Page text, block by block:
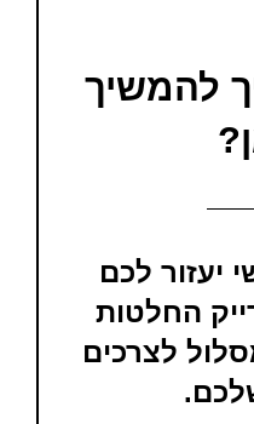
להמשיך
יעזור לכם
החלטות
לצרכים